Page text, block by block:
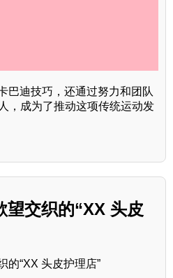
巴迪技巧，还通过努力和团队
，成为了推动这项传统运动发
望交织的“XX 头皮